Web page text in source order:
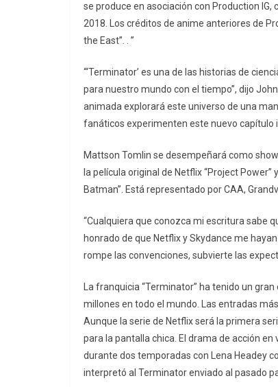
se produce en asociación con Production
2018. Los créditos de anime anteriores de
the East”. . ”
“‘Terminator’ es una de las historias de
para nuestro mundo con el tiempo”, dijo
animada explorará este universo de una
fanáticos experimenten este nuevo capítulo
Mattson Tomlin se desempeñará como
la película original de Netflix “Project
Batman”. Está representado por CAA,
“Cualquiera que conozca mi escritura sabe
honrado de que Netflix y Skydance me
rompe las convenciones, subvierte las
La franquicia “Terminator” ha tenido un
millones en todo el mundo. Las entradas
Aunque la serie de Netflix será la primera
para la pantalla chica. El drama de acción en
durante dos temporadas con Lena Headey
interpretó al Terminator enviado al pasado